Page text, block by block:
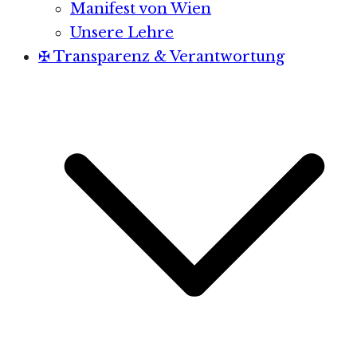
Manifest von Wien
Unsere Lehre
✠ Transparenz & Verantwortung